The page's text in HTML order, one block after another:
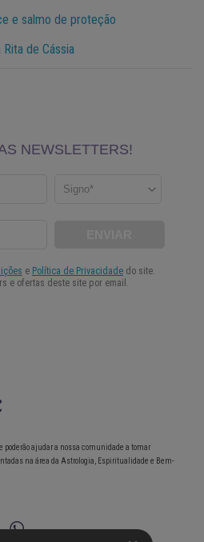
e salmo de proteção
de Cássia
ajudar a nossa comunidade a tomar
na área da Astrologia, Espiritualidade e Bem-